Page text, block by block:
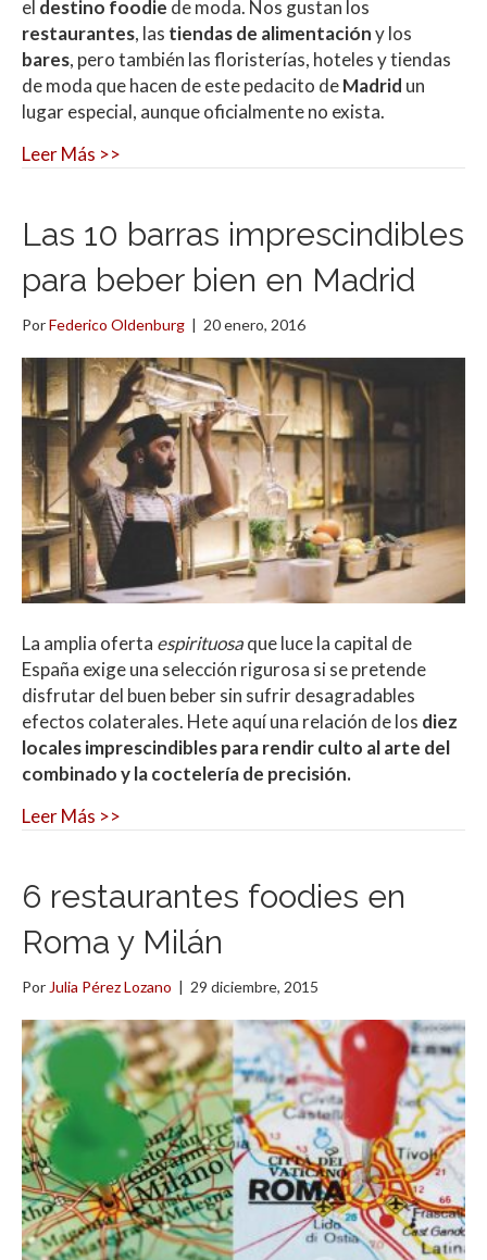
el destino foodie de moda. Nos gustan los
restaurantes, las tiendas de alimentacióny los
bares, pero también las floristerías, hoteles y tiendas
de moda que hacen de este pedacito deMadrid un
lugar especial, aunque oficialmente no exista.
Leer Más >>
Las 10 barras imprescindibles
para beber bien en Madrid
PorFederico Oldenburg | 20 enero, 2016
La amplia oferta espirituosaque luce la capital de
España exige una selección rigurosa si se pretende
disfrutar del buen beber sin sufrir desagradables
efectos colaterales. Hete aquí una relación de los diez
locales imprescindibles para rendir culto al arte del
combinado y la coctelería de precisión.
Leer Más >>
6 restaurantes foodies en
Roma y Milán
Por Julia Pérez Lozano | 29 diciembre, 2015